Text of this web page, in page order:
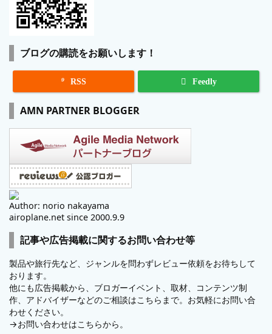
ブログの購読をお願いします！
 RSS Feedly
AMN PARTNER BLOGGER
Author: norio nakayama
airoplane.net since 2000.9.9
記事や広告掲載に関するお問い合わせ等
製品や旅行先など、ジャンルを問わずレビュー依頼をお待ちして
おります。
他にも広告掲載から、ブロガーイベント、取材、コンテンツ制
作、アドバイザーなどのご相談はこちらまで。お気軽にお問い合
わせください。
→お問い合わせはこちらから。